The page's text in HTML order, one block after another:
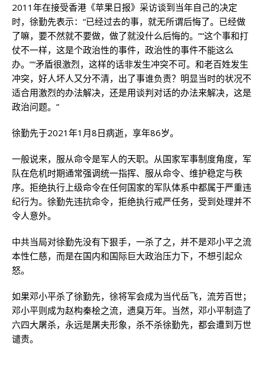
2011年在接受香港《苹果日报》采访谈到当年自己的决定
时，徐勤先表示：“已经过去的事，就无所谓后悔了。已经做
了嘛，要不然就不要做，做了就没什么后悔的。”“这个事和打
仗不一样，这是个政治性的事件，政治性的事件不能这么
办。”“矛盾很激烈，这样的话非发生冲突不可。和老百姓发生
冲突，好人坏人又分不清，出了事谁负责？明显当时的状况不
适合用激烈的办法解决，还是用谈判对话的办法来解决，这是
政治问题。”
徐勤先于2021年1月8日病逝，享年86岁。
一般说来，服从命令是军人的天职。从国家军事制度角度，军
队在危机时期通常强调统一指挥、服从命令、维护稳定与秩
序。拒绝执行上级命令在任何国家的军队体系中都属于严重违
纪行为。徐勤先违抗命令，拒绝执行戒严任务，受到处理并不
令人意外。
中共当局对徐勤先没有下狠手，一杀了之，并不是邓小平之流
本性仁慈，而是在国内和国际巨大政治压力下，不想引起众
怒。
如果邓小平杀了徐勤先，徐将军会成为当代岳飞，流芳百世；
邓小平则成为赵构秦桧之流，遗臭万年。当然，邓小平制造了
六四大屠杀，永远是屠夫形象，杀不杀徐勤先，都会遭到万世
谴责。